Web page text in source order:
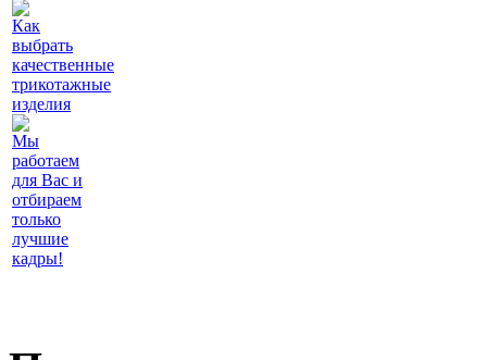
Как
выбрать
качественные
трикотажные
изделия
Мы
работаем
для Вас и
отбираем
только
лучшие
кадры!